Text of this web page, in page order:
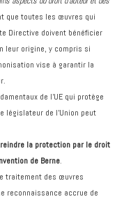
que toutes les œuvres qui
Directive doivent bénéficier
leur origine, y compris si
vise à garantir la
de l’UE qui protège
de l’Union peut
la protection par le droit
de Berne.
traitement des œuvres
reconnaissance accrue de